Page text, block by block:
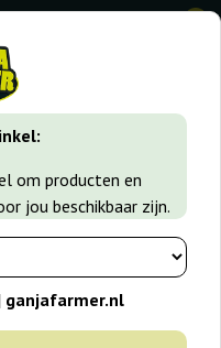
om producten en
jou beschikbaar zijn.
ganjafarmer.nl
0
Autoflower Wietzaadjes